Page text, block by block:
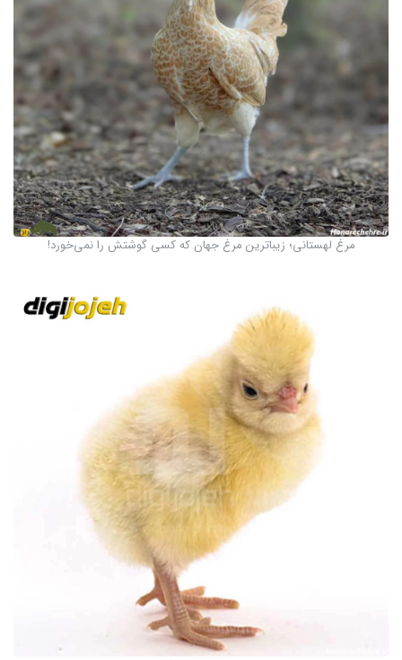
مرغ لهستانی؛ زیباترین مرغ جهان که کسی گوشتش را نمی‌خورد!